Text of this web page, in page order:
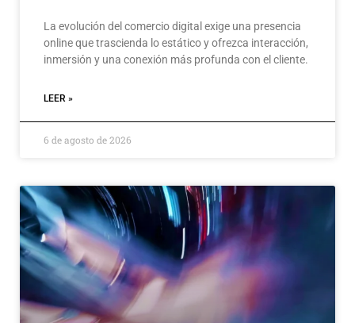
La evolución del comercio digital exige una presencia
online que trascienda lo estático y ofrezca interacción,
inmersión y una conexión más profunda con el cliente.
LEER »
6 de agosto de 2026